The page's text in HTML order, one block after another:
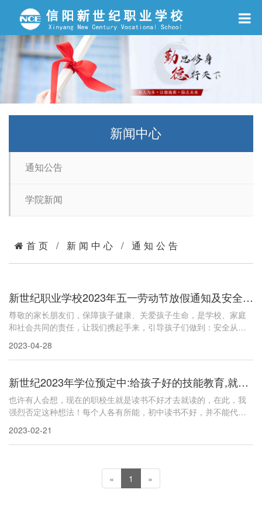
新闻中心
通知公告
学院新闻
首页 / 新闻中心 / 通知公告
新世纪职业学校2023年五一劳动节放假通知及安全提醒
尊敬的家长朋友们，保障孩子健康、关爱孩子生命，是学校、家庭
和社会共同的责任，让我们携起手来，引导孩子们做到：安全从我
弦，时时讲安全，事事讲安全，人人讲安全，确保孩子能度过一个
文明、健康、平安、有意义的五一假期！
2023-04-28
新世纪2023年学位预定中:给孩子好的技能教育,就是给TA美好的人生
也许有人会想，现在的职校生就是读书不好才去就读的，在此，我
强烈否定这种想法！每个人各有所能，初中读书不好，并不能代表
大学。
2023-02-21
« 1 »